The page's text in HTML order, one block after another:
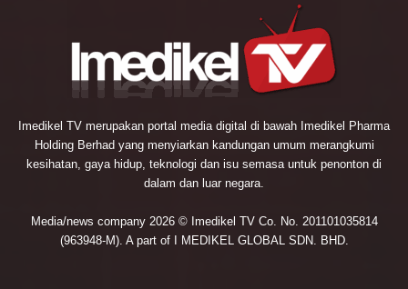
Imedikel TV merupakan portal media digital di bawah Imedikel Pharma
Holding Berhad yang menyiarkan kandungan umum merangkumi
kesihatan, gaya hidup, teknologi dan isu semasa untuk penonton di
dalam dan luar negara.
Media/news company 2026 © Imedikel TV Co. No. 201101035814
(963948-M). A part of I MEDIKEL GLOBAL SDN. BHD.